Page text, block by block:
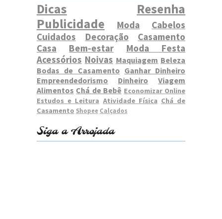
Dicas
Resenha
Publicidade
Moda
Cabelos
Cuidados
Decoração
Casamento
Casa
Bem-estar
Moda Festa
Acessórios Noivas Maquiagem Beleza
Bodas de Casamento Ganhar Dinheiro
Empreendedorismo
Dinheiro
Viagem
Alimentos Chá de Bebê Economizar Online
Estudos e Leitura Atividade Física Chá de
Casamento Shopee Calçados
Siga a Arrojada